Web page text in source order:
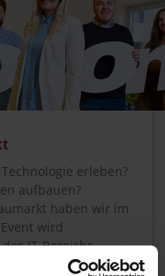
erleben?
aufbauen?
haben wir im
wird
IT-Bereichs
Themen drehen